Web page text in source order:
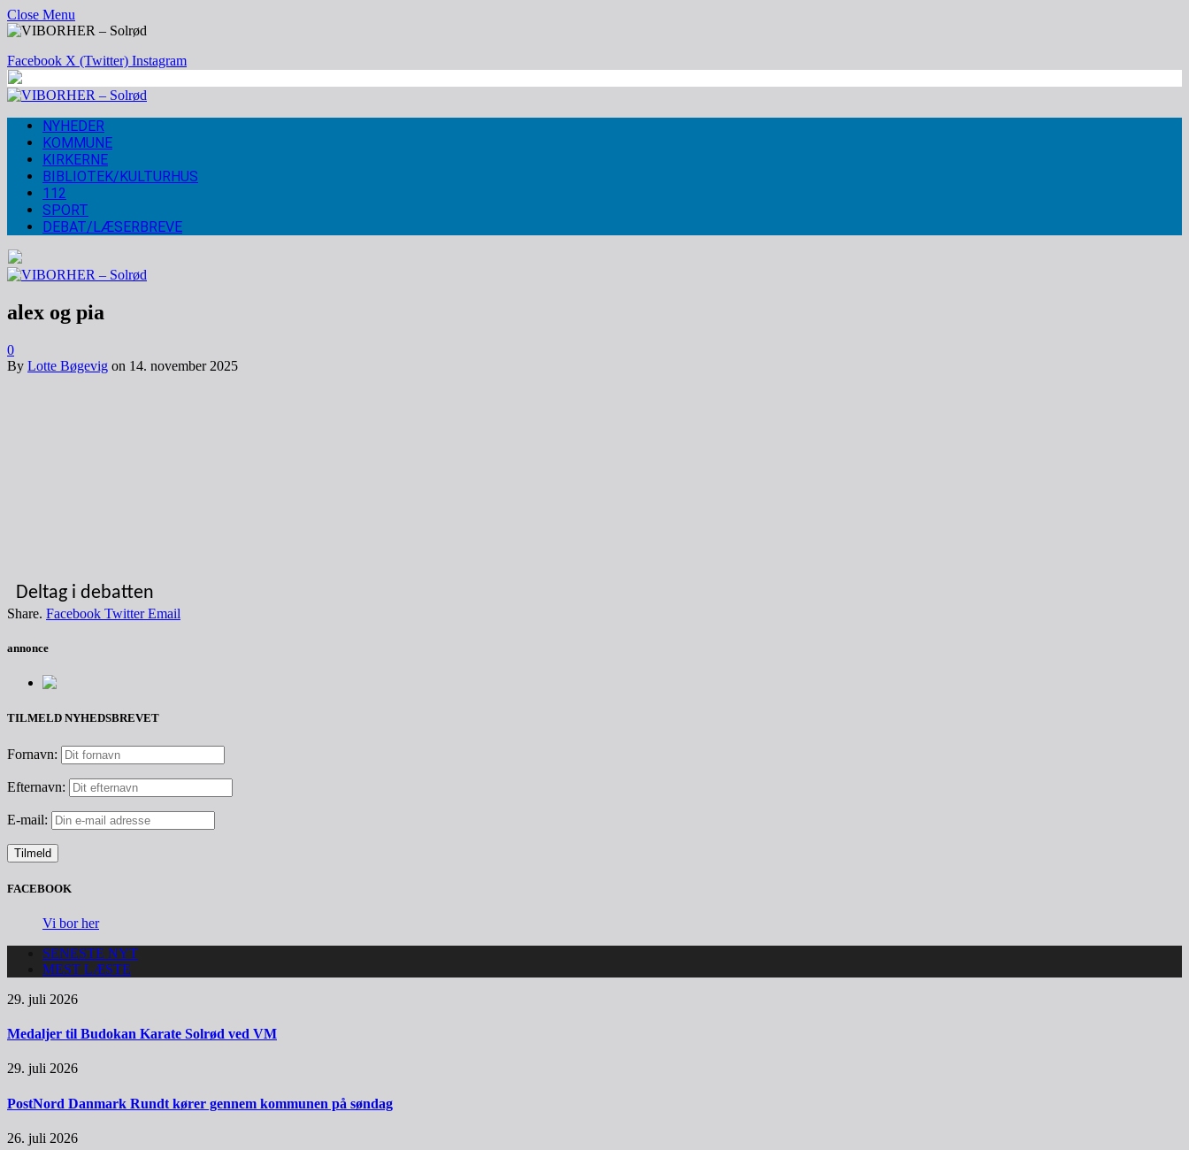
Close Menu
Facebook X (Twitter) Instagram
NYHEDER
KOMMUNE
KIRKERNE
BIBLIOTEK/KULTURHUS
112
SPORT
DEBAT/LÆSERBREVE
alex og pia
0
By Lotte Bøgevig on 14. november 2025
Deltag i debatten
Share. Facebook Twitter Email
annonce
TILMELD NYHEDSBREVET
Fornavn:
Efternavn:
E-mail:
FACEBOOK
Vi bor her
SENESTE NYT
MEST LÆSTE
29. juli 2026
Medaljer til Budokan Karate Solrød ved VM
29. juli 2026
PostNord Danmark Rundt kører gennem kommunen på søndag
26. juli 2026